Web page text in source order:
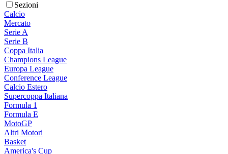
Sezioni
Calcio
Mercato
Serie A
Serie B
Coppa Italia
Champions League
Europa League
Conference League
Calcio Estero
Supercoppa Italiana
Formula 1
Formula E
MotoGP
Altri Motori
Basket
America's Cup